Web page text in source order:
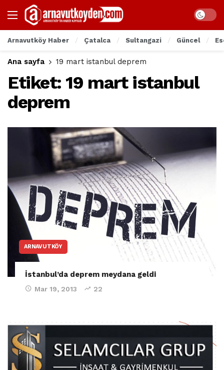
Arnavutköy Haber Çatalca Sultangazi Güncel
Ana sayfa 19 mart istanbul deprem
Etiket:19 mart istanbul
deprem
ARNAVUTKÖY
İstanbul’da deprem meydana geldi
Mar 19, 2013 22